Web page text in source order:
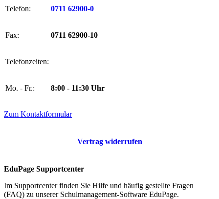
Telefon: 0711 62900-0
Fax: 0711 62900-10
Telefonzeiten:
Mo. - Fr.: 8:00 - 11:30 Uhr
Zum Kontaktformular
Vertrag widerrufen
EduPage Supportcenter
Im Supportcenter finden Sie Hilfe und häufig gestellte Fragen
(FAQ) zu unserer Schulmanagement-Software EduPage.